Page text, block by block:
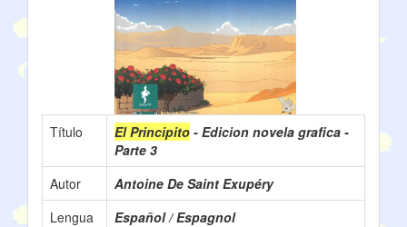
Título El Principito - Edicion novela grafica -
Parte 3
Autor
Antoine De Saint Exupéry
Lengua
Español / Espagnol